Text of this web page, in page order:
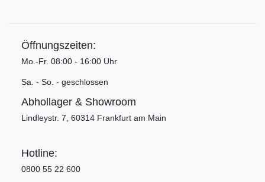
Öffnungszeiten:
Mo.-Fr. 08:00 - 16:00 Uhr
Sa. - So. - geschlossen
Abhollager & Showroom
Lindleystr. 7, 60314 Frankfurt am Main
Hotline:
0800 55 22 600